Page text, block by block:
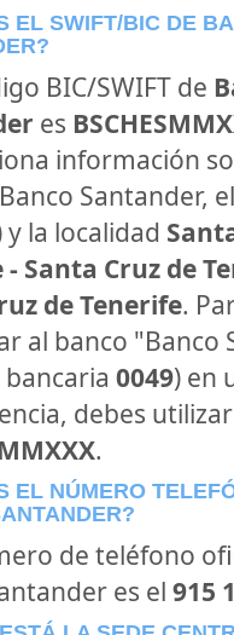
EL SWIFT/BIC DE
BIC/SWIFT de
es
información
Santander,
y la localidad
Santa Cruz de
de Tenerife.
al banco "Banco
0049) en
debes
.
EL NÚMERO
de teléfono
es el 915